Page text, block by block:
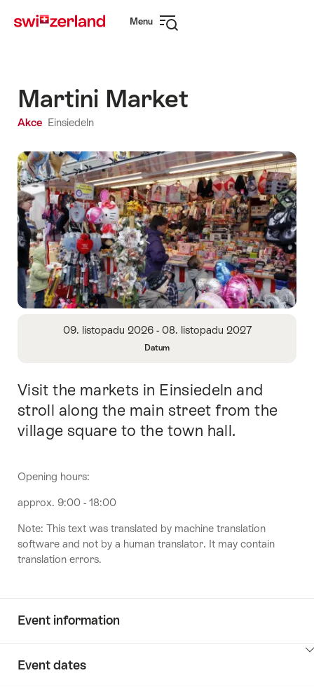
navigation
Menu
Martini Market
Akce Einsiedeln
About
Date
Datum
09. listopadu 2026 - 08. listopadu 2027
Intro
Visit the markets in Einsiedeln and
stroll along the main street from the
village square to the town hall.
Opening hours:
approx. 9:00 - 18:00
Note: This text was translated by machine translation
software and not by a human translator. It may contain
translation errors.
Event information
Event dates